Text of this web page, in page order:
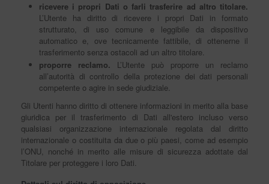
ricevere i propri Dati o farli trasferire ad altro titolare.
L’Utente ha diritto di ricevere i propri Dati in formato
strutturato, di uso comune e leggibile da dispositivo
automatico e, ove tecnicamente fattibile, di ottenerne il
trasferimento senza ostacoli ad un altro titolare.
proporre reclamo. L’Utente può proporre un reclamo
all’autorità di controllo della protezione dei dati personali
competente o agire in sede giudiziale.
Gli Utenti hanno diritto di ottenere informazioni in merito alla base
giuridica per il trasferimento di Dati all'estero incluso verso
qualsiasi organizzazione internazionale regolata dal diritto
internazionale o costituita da due o più paesi, come ad esempio
l’ONU, nonché in merito alle misure di sicurezza adottate dal
Titolare per proteggere i loro Dati.